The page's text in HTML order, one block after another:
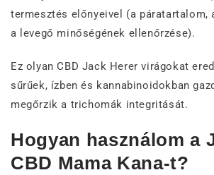
termesztés előnyeivel (a páratartalom,
a levegő minőségének ellenőrzése).
Ez olyan CBD Jack Herer virágokat
sűrűek, ízben és kannabinoidokban
megőrzik a trichomák integritását.
Hogyan használom a
CBD Mama Kana-t?